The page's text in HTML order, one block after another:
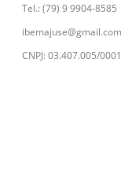
Tel.: (79) 9 9904-8585
ibemajuse@gmail.com
CNPJ: 03.407.005/